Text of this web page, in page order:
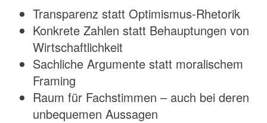
Transparenz statt Optimismus-Rhetorik
Konkrete Zahlen statt Behauptungen von
Wirtschaftlichkeit
Sachliche Argumente statt moralischem
Framing
Raum für Fachstimmen – auch bei deren
unbequemen Aussagen